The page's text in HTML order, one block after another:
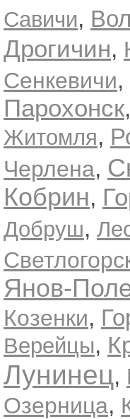
Савичи,
Дрогичин,
Сенкевичи,
Парохонск,
Житомля,
Черлена,
Кобрин,
Добруш,
Янов-
Козенки,
Верейцы,
Лунинец,
Озерница,